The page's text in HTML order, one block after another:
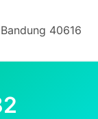
40616